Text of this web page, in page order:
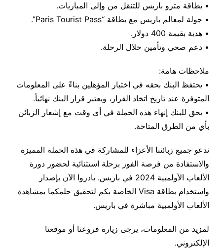
• بطاقة مترو باريس للتنقل من وإلى المباريات.
• جولة لمعالم باريس مع بطاقة “Paris Tourist Pass”.
• هدية بقيمة 400 دولار.
• دعم صحي وتأمين خلال الرحلة.
ملاحظات هامة:
• يحتفظ البنك بحقه في اختيار المؤهلين بناءً على المعلومات
المتوفرة عند تاريخ اتخاذ القرار، ويعتبر قرار البنك نهائياً.
• يحق للبنك إنهاء هذه الحملة في أي وقت مع إشعار الزبائن
بأي من الطرق المتاحة.
ندعو جميع زبائننا الأعزاء للمشاركة في هذه الحملة المميزة
والاستفادة من فرصة الفوز برحلة استثنائية لحضور دورة
الألعاب الأولمبية 2024 في باريس. بادروا الآن بإصدار
واستخدام بطاقة Visa الخاصة بكم لتحقيق حلمكما بمشاهدة
الألعاب الأولمبية مباشرة في باريس.
لمزيد من المعلومات، يرجى زيارة فروعنا أو موقعنا
الإلكتروني.